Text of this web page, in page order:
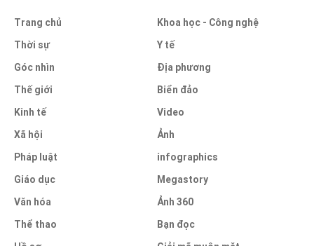
Trang chủ
Thời sự
Góc nhìn
Thế giới
Kinh tế
Xã hội
Pháp luật
Giáo dục
Văn hóa
Thể thao
Khoa học - Công nghệ
Y tế
Địa phương
Biển đảo
Video
Ảnh
infographics
Megastory
Ảnh 360
Bạn đọc